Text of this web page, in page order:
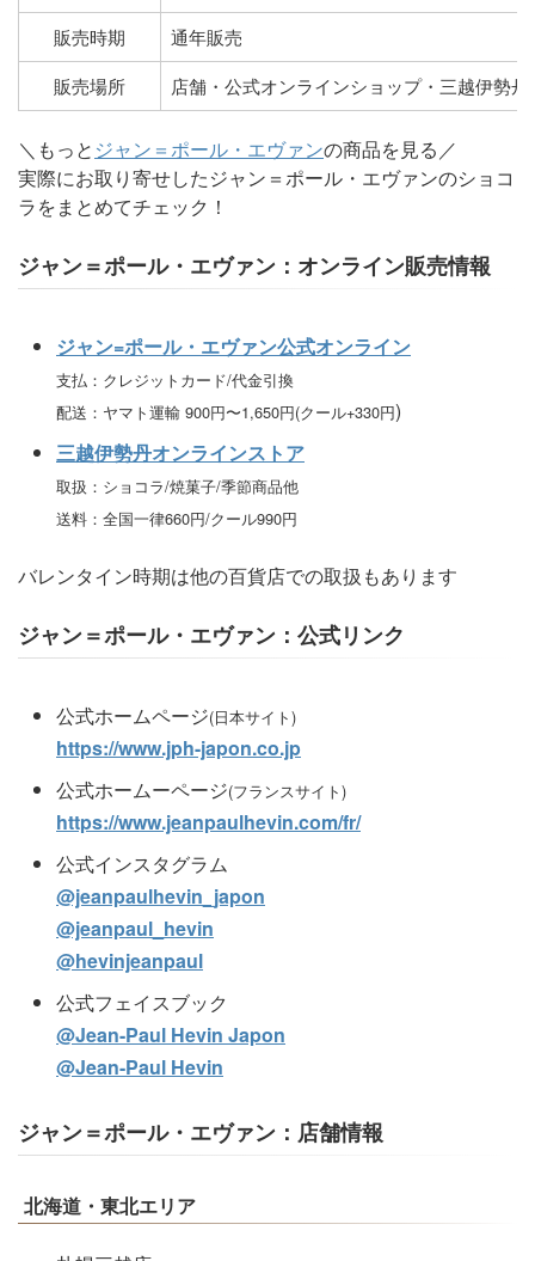
販売時期
通年販売
販売場所
店舗・公式オンラインショップ・三越伊勢
＼もっと ジャン＝ポール・エヴァンの商品を見る／
実際にお取り寄せしたジャン＝ポール・エヴァンのショコ
ラをまとめてチェック！
ジャン＝ポール・エヴァン：オンライン販売情報
ジャン=ポール・エヴァン公式オンライン
支払：クレジットカード/代金引換
配送：ヤマト運輸 900円〜1,650円(クール+330円)
三越伊勢丹オンラインストア
取扱：ショコラ/焼菓子/季節商品他
送料：全国一律660円/クール990円
バレンタイン時期は他の百貨店での取扱もあります
ジャン＝ポール・エヴァン：公式リンク
公式ホームページ(日本サイト)
https://www.jph-japon.co.jp
公式ホームーページ(フランスサイト)
https://www.jeanpaulhevin.com/fr/
公式インスタグラム
@jeanpaulhevin_japon
@jeanpaul_hevin
@hevinjeanpaul
公式フェイスブック
@Jean-Paul Hevin Japon
@Jean-Paul Hevin
ジャン＝ポール・エヴァン：店舗情報
北海道・東北エリア